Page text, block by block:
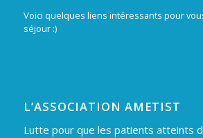
Voici quelques liens intéressants pour
séjour :)
L’ASSOCIATION AMETIST
Lutte pour que les patients atteints